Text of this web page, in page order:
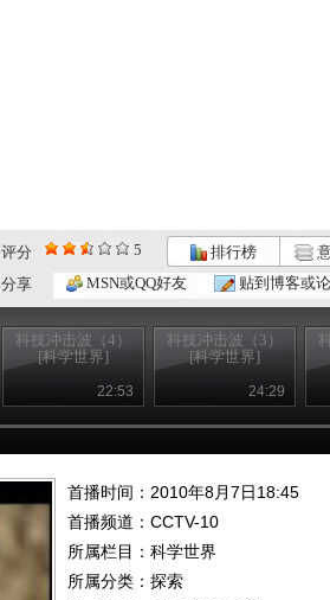
评分 5 排行榜
分享
MSN或QQ好友 贴到博客或
科技冲击波（4）
[科学世界]
22:53
科技冲击波（3）
[科学世界]
24:29
首播时间：2010年8月7日18:45
首播频道： CCTV-10
所属栏目： 科学世界
所属分类：探索